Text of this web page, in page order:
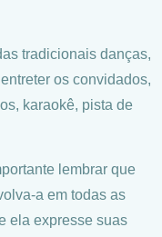
tradicionais danças,
os convidados,
karaokê, pista de
lembrar que
a em todas as
ela expresse suas